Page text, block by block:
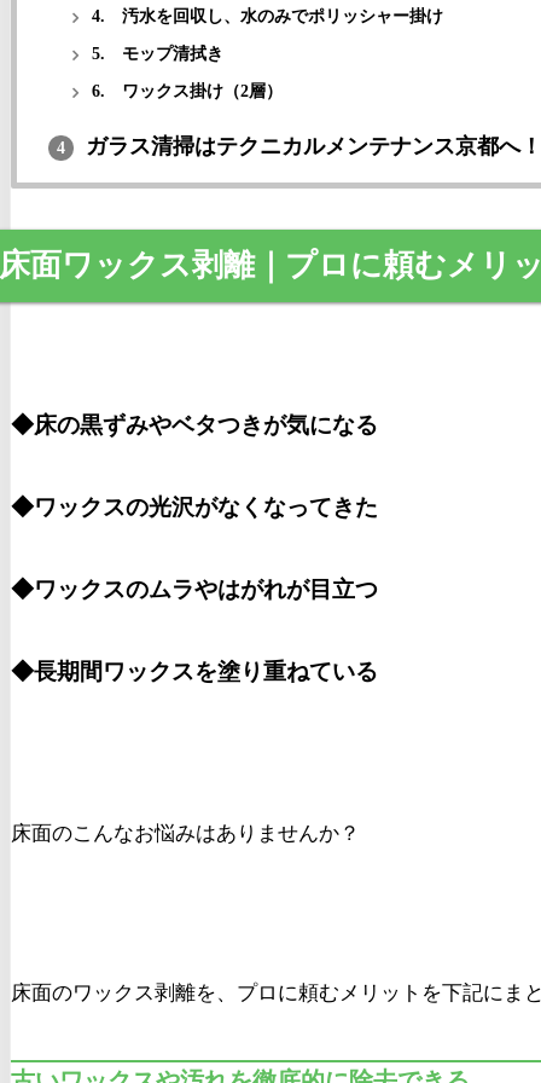
4. 汚水を回収し、水のみでポリッシャー掛け
5. モップ清拭き
6. ワックス掛け（2層）
4 ガラス清掃はテクニカルメンテナンス京都へ！
床面ワックス剥離｜プロに頼むメリ
◆床の黒ずみやベタつきが気になる
◆ワックスの光沢がなくなってきた
◆ワックスのムラやはがれが目立つ
◆長期間ワックスを塗り重ねている
床面のこんなお悩みはありませんか？
床面のワックス剥離を、プロに頼むメリットを下記にま